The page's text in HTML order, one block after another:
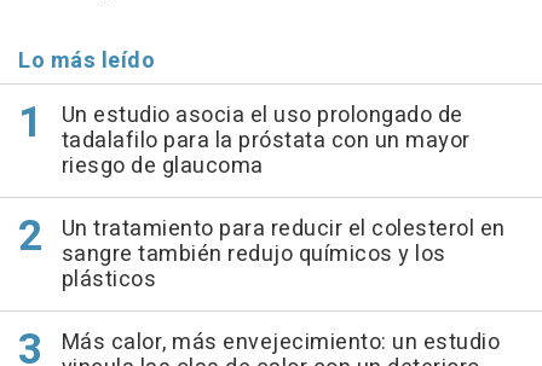
Lo más leído
Un estudio asocia el uso prolongado de
tadalafilo para la próstata con un mayor
riesgo de glaucoma
Un tratamiento para reducir el colesterol en
sangre también redujo químicos y los
plásticos
Más calor, más envejecimiento: un estudio